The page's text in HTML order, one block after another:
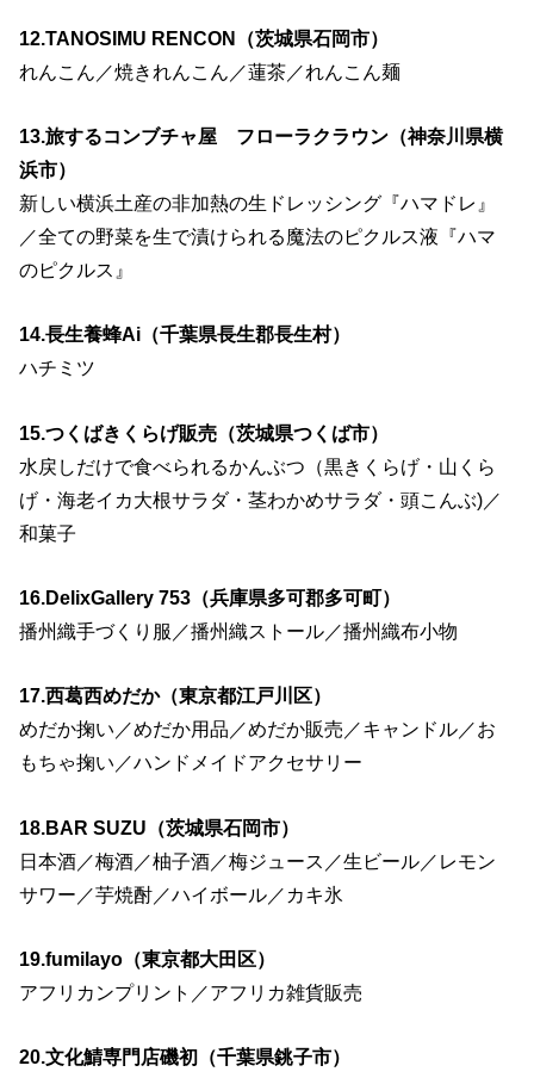
12.TANOSIMU RENCON（茨城県石岡市）
れんこん／焼きれんこん／蓮茶／れんこん麺
13.旅するコンブチャ屋 フローラクラウン（神奈川県横
浜市）
新しい横浜土産の非加熱の生ドレッシング『ハマドレ』
／全ての野菜を生で漬けられる魔法のピクルス液『ハマ
のピクルス』
14.長生養蜂Ai（千葉県長生郡長生村）
ハチミツ
15.つくばきくらげ販売（茨城県つくば市）
水戻しだけで食べられるかんぶつ（黒きくらげ・山くら
げ・海老イカ大根サラダ・茎わかめサラダ・頭こんぶ)／
和菓子
16.DelixGallery 753（兵庫県多可郡多可町）
播州織手づくり服／播州織ストール／播州織布小物
17.西葛西めだか（東京都江戸川区）
めだか掬い／めだか用品／めだか販売／キャンドル／お
もちゃ掬い／ハンドメイドアクセサリー
18.BAR SUZU（茨城県石岡市）
日本酒／梅酒／柚子酒／梅ジュース／生ビール／レモン
サワー／芋焼酎／ハイボール／カキ氷
19.fumilayo（東京都大田区）
アフリカンプリント／アフリカ雑貨販売
20.文化鯖専門店磯初（千葉県銚子市）